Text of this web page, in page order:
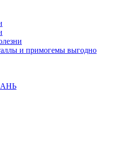
и примогемы выгодно